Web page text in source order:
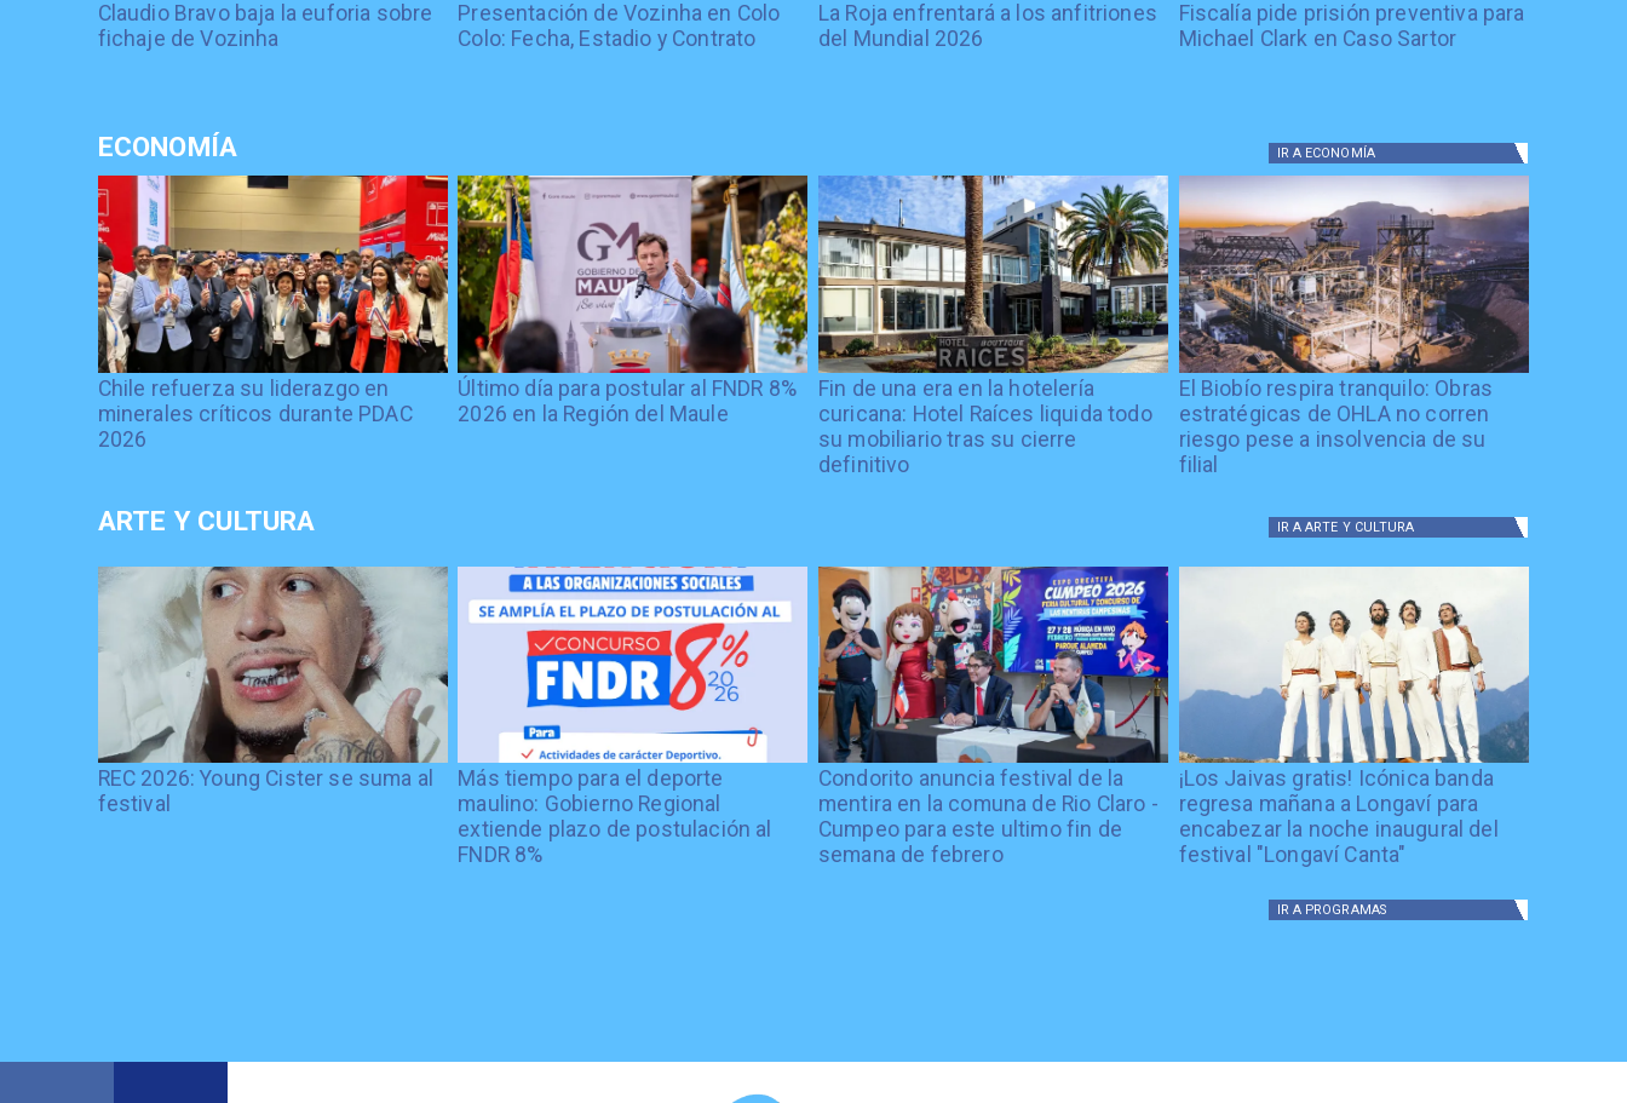
Claudio Bravo baja la euforia sobre
fichaje de Vozinha
Presentación de Vozinha en Colo
Colo: Fecha, Estadio y Contrato
La Roja enfrentará a los anfitriones
del Mundial 2026
Fiscalía pide prisión preventiva para
Michael Clark en Caso Sartor
ECONOMÍA IR A ECONOMÍA
Chile refuerza su liderazgo en
minerales críticos durante PDAC
2026
Último día para postular al FNDR 8%
2026 en la Región del Maule
Fin de una era en la hotelería
curicana: Hotel Raíces liquida todo
su mobiliario tras su cierre
definitivo
El Biobío respira tranquilo: Obras
estratégicas de OHLA no corren
riesgo pese a insolvencia de su
filial
ARTE Y CULTURA IR A ARTE Y CULTURA
REC 2026: Young Cister se suma al
festival
Más tiempo para el deporte
maulino: Gobierno Regional
extiende plazo de postulación al
FNDR 8%
Condorito anuncia festival de la
mentira en la comuna de Rio Claro -
Cumpeo para este ultimo fin de
semana de febrero
¡Los Jaivas gratis! Icónica banda
regresa mañana a Longaví para
encabezar la noche inaugural del
festival "Longaví Canta"
IR A PROGRAMAS